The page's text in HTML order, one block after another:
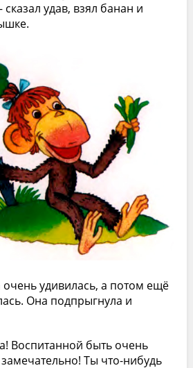
удав, взял банан и
удивилась, а потом ещё
Она подпрыгнула и
Воспитанной быть очень
Ты что-нибудь